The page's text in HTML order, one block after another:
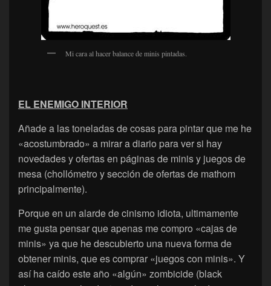
Mi cara al hacer balance de minis pintadas.
EL ENEMIGO INTERIOR
Añade a las toneladas de cosas para pintar que me he
«acostumbrado» a mirar a diario para ver si hay
novedades y ofertas en páginas de minis y juegos de
mesa (chollómetro y sección de ofertas de mathom
principalmente).
Porque en un alarde de cinismo idiota, ultimamente
me gusta pensar que apenas me compro «cajas de
minis» ya que he descubierto una nueva forma de
obtener minis, que es comprar «juegos con minis». Y
así ha caído este año «algún» zombicide (black